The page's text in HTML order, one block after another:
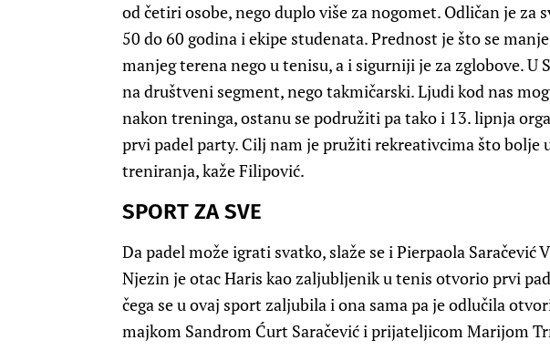
od četiri osobe, nego duplo više za nogomet. Odličan je za
50 do 60 godina i ekipe studenata. Prednost je što se
manjeg terena nego u tenisu, a i sigurniji je za zglobove. U
na društveni segment, nego takmičarski. Ljudi kod nas
nakon treninga, ostanu se podružiti pa tako i 13. lipnja
prvi padel party. Cilj nam je pružiti rekreativcima što bolje
treniranja, kaže Filipović.
SPORT ZA SVE
Da padel može igrati svatko, slaže se i Pierpaola Saračević
Njezin je otac Haris kao zaljubljenik u tenis otvorio prvi
čega se u ovaj sport zaljubila i ona sama pa je odlučila
majkom Sandrom Ćurt Saračević i prijateljicom Marijom